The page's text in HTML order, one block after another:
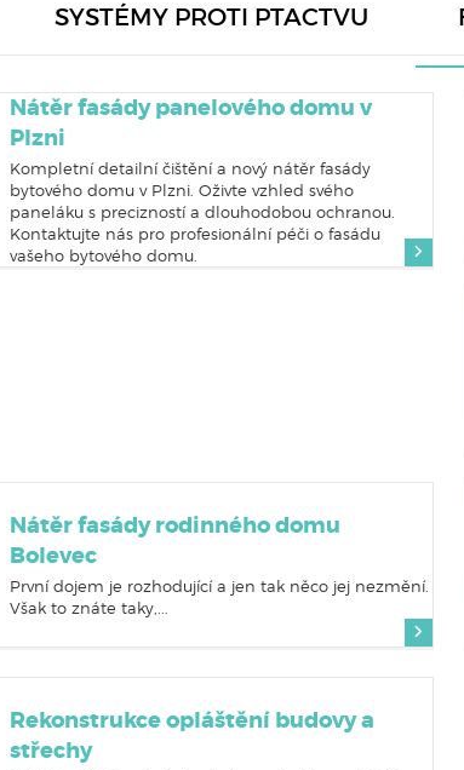
SYSTÉMY PROTI PTACTVU
Nátěr fasády panelového domu v
Plzni
Kompletní detailní čištění a nový nátěr fasády
bytového domu v Plzni. Oživte vzhled svého
paneláku s precizností a dlouhodobou ochranou.
Kontaktujte nás pro profesionální péči o fasádu
vašeho bytového domu.
Nátěr fasády rodinného domu
Bolevec
První dojem je rozhodující a jen tak něco jej nezmění.
Však to znáte taky,...
Rekonstrukce opláštění budovy a
střechy